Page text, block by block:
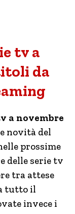
tv a
da
a novembre
novità del
prossime
delle serie tv
tra attese
tutto il
invece i